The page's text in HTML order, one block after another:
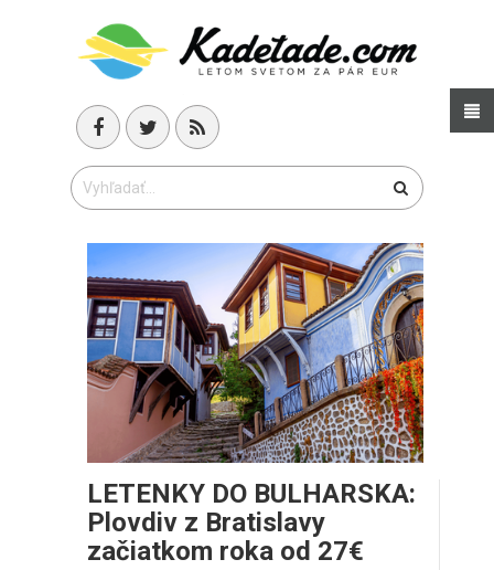
LETENKY DO BULHARSKA:
Plovdiv z Bratislavy
začiatkom roka od 27€